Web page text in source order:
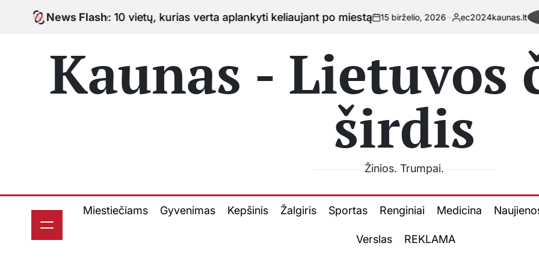
News Flash
10 vietų, kurias verta aplankyti keliaujant po miestąon
15 birželio, 2026
Posted
ec2024kaunas.lt
Kaunas - Lietuvos
širdis
Žinios. Trumpai.
Miestiečiams Gyvenimas Kepšinis Žalgiris Sportas Renginiai Medicina
Verslas REKLAMA